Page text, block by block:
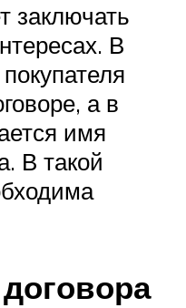
заключать
В
а в
имя
В такой